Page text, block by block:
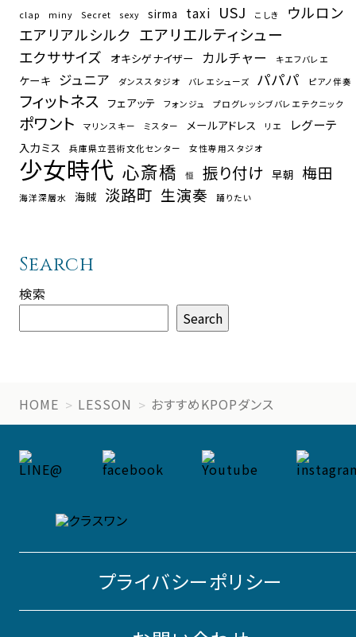
clap miny Secret sexy sirma taxi USJ こしき
ウルロン
エアリアルシルク エアリエルティシュー
エクササイズ オキシゲナイザー カルチャー キエフバレエ
ケーキ ジュニア ダンススタジオ バレエシューズ パパパ ピアノ伴奏
フィットネス フェアッテ フォンジュ プログレッシブバレエテクニック
ポワント マリンスキー ミスター メールアドレス リエ レグーテ
入力ミス 兵庫県立芸術文化センター 女性専用スタジオ
少女時代 心斎橋 恒 振り付け 早朝 梅田
海洋深層水 海賊 淡路町 生演奏 踊りたい
Search
検索
Search
HOME LESSON おすすめKPOPダンス
プライバシーポリシー